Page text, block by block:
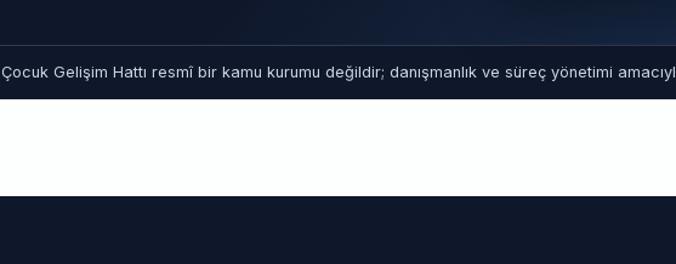
Çocuk Gelişim Hattı resmî bir kamu kurumu değildir; danışmanlık ve süreç yönetimi